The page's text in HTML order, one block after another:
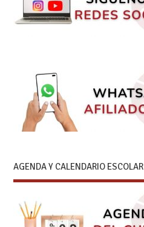
AGENDA Y CALENDARIO ESCOLAR